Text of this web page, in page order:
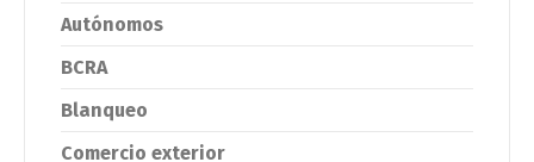
Autónomos
BCRA
Blanqueo
Comercio exterior